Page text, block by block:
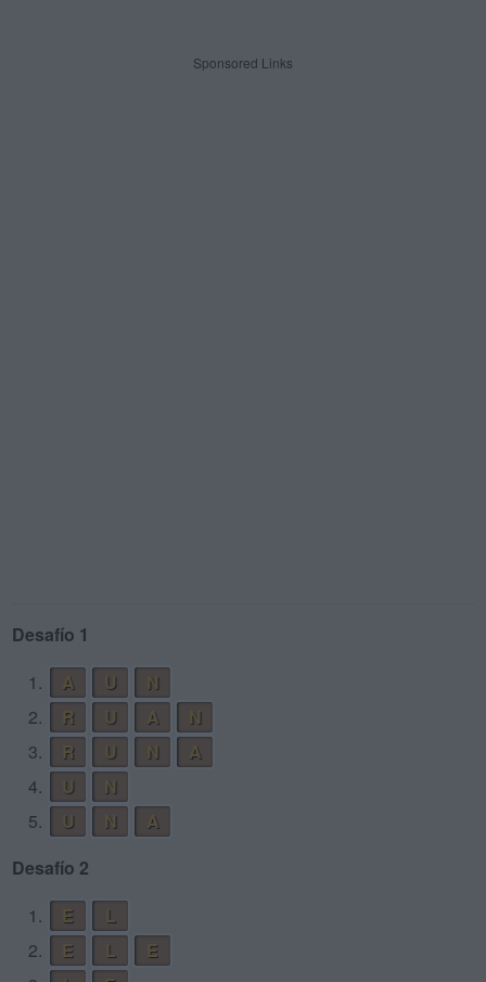
Sponsored Links
Desafío 1
1.
A U
N
2.
R U A
N
3.
R U N
A
4.
U
N
5.
U N
A
Desafío 2
1.
E
L
2.
E L
E